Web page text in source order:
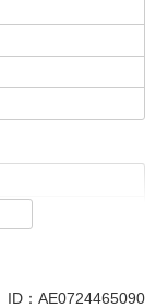
ID：AE0724465090